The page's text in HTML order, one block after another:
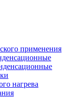
применения
нагрева